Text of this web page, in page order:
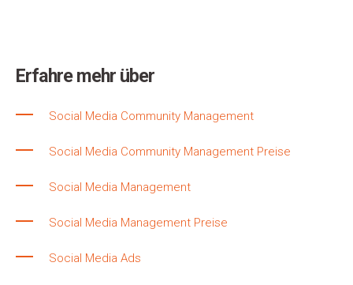
Erfahre mehr über
Social Media Community Management
Social Media Community Management Preise
Social Media Management
Social Media Management Preise
Social Media Ads